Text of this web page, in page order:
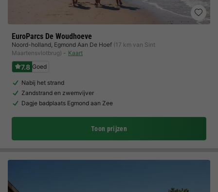
EuroParcs De Woudhoeve
Noord-holland, Egmond Aan De Hoef (17 km van Sint
Maartensvlotbrug)
Kaart
7.8 Goed
Nabij het strand
Zandstrand en zwemvijver
Dagje badplaats Egmond aan Zee
Toon prijzen